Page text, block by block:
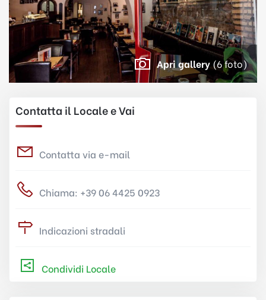
Apri gallery (6 foto)
Contatta il Locale e Vai
Contatta via e-mail
Chiama: +39 06 4425 0923
Indicazioni stradali
Condividi Locale